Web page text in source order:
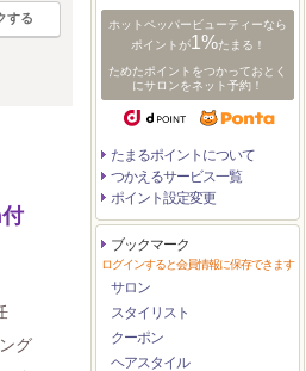
する
グ
ホットペッパービューティーなら
ポイントが1%たまる！
ためたポイントをつかっておとく
にサロンをネット予約！
たまるポイントについて
つかえるサービス一覧
ポイント設定変更
ブックマーク
ログインすると会員情報に保存できます
サロン
スタイリスト
クーポン
ヘアスタイル